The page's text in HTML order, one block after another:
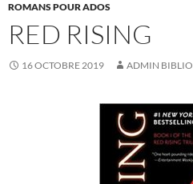
ROMANS POUR ADOS
RED RISING
16 OCTOBRE 2019 ADMIN BIBLIO